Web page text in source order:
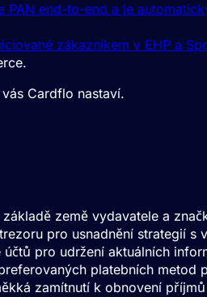
PAN end-to-end a je
zákazníkem v EHP a
Cardflo nastaví.
země vydavatele a
pro usnadnění strategií
pro udržení aktuálních
platebních
zamítnutí k obnovení